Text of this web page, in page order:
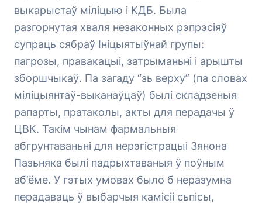
выкарыстаў міліцыю і КДБ. Была
разгорнутая хваля незаконных рэпрэсіяў
супраць сябраў Ініцыятыўнай групы:
пагрозы, правакацыі, затрыманьні і арышты
зборшчыкаў. Па загаду “зь верху” (па словах
міліцыянтаў-выканаўцаў) былі складзеныя
рапарты, пратаколы, акты для перадачы ў
ЦВК. Такім чынам фармальныя
абгрунтаваньні для нерэгістрацыі Зянона
Пазьняка былі падрыхтаваныя ў поўным
аб’ёме. У гэтых умовах было б неразумна
перадаваць ў выбарчыя камісіі сьпісы,